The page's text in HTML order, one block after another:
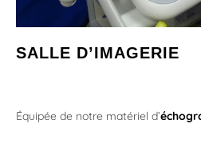
SALLE D’IMAGERIE
Équipée de notre matériel d’